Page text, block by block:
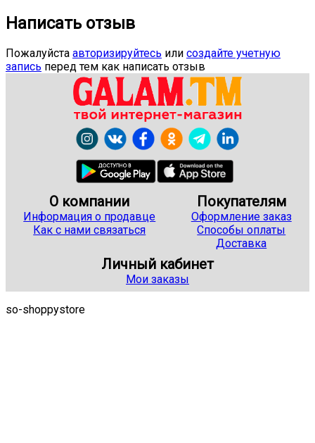
Написать отзыв
Пожалуйста авторизируйтесь или создайте учетную
запись перед тем как написать отзыв
О компании
Информация о продавце
Как с нами связаться
Покупателям
Оформление заказ
Способы оплаты
Доставка
Личный кабинет
Мои заказы
so-shoppystore